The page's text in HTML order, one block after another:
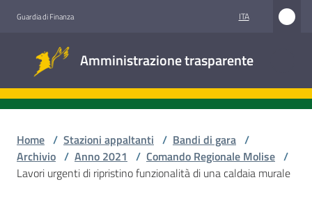
Guardia di Finanza ITA
Amministrazione trasparente
trasparente
Home / Stazioni appaltanti / Bandi di gara /
Archivio / Anno 2021 / Comando Regionale Molise /
Lavori urgenti di ripristino funzionalità di una caldaia murale